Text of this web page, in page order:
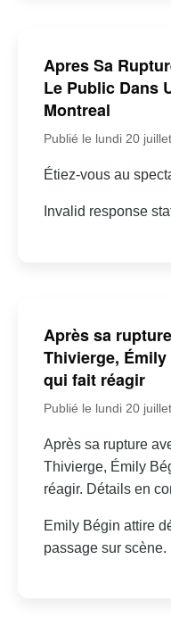
Apres Sa
Le Public Dans
Montreal
Publié le lundi 20
Étiez-vous au
Invalid response
Après sa
Thivierge,
qui fait réagir
Publié le lundi 20
Après sa rupture
Thivierge, Émily
réagir. Détails en
Emily Bégin attire
passage sur scène.